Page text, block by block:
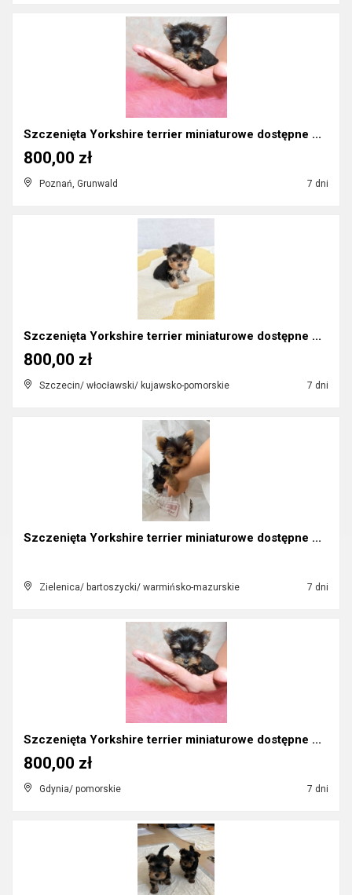
Szczenięta Yorkshire terrier miniaturowe dostępne ...
Poznań, Grunwald 7 dni
800,00 zł
Szczenięta Yorkshire terrier miniaturowe dostępne ...
Szczecin/ włocławski/ kujawsko-pomorskie 7 dni
800,00 zł
Szczenięta Yorkshire terrier miniaturowe dostępne ...
Zielenica/ bartoszycki/ warmińsko-mazurskie 7 dni
Szczenięta Yorkshire terrier miniaturowe dostępne ...
Gdynia/ pomorskie 7 dni
800,00 zł